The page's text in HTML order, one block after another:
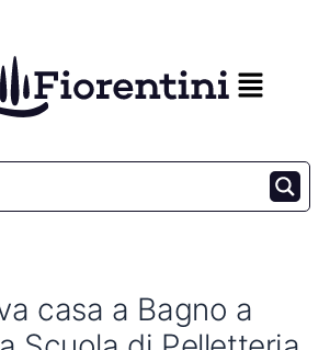
casa a Bagno a